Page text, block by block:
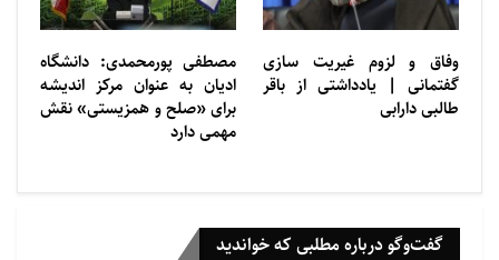
وفاق و لزوم غیریت سازی
گفتمانی | یادداشتی از باقر
طالبی دارابی
مصطفی پورمحمدی: دانشگاه
ادیان به عنوان مرکز اندیشه
برای «صلح و همزیستی» نقش
مهمی دارد
گفت‌وگو درباره مطلبی که خواندید